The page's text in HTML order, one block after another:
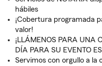
hábiles
¡Cobertura programada
valor!
¡LLÁMENOS PARA UNA
DÍA PARA SU EVENTO
Servimos con orgullo a la